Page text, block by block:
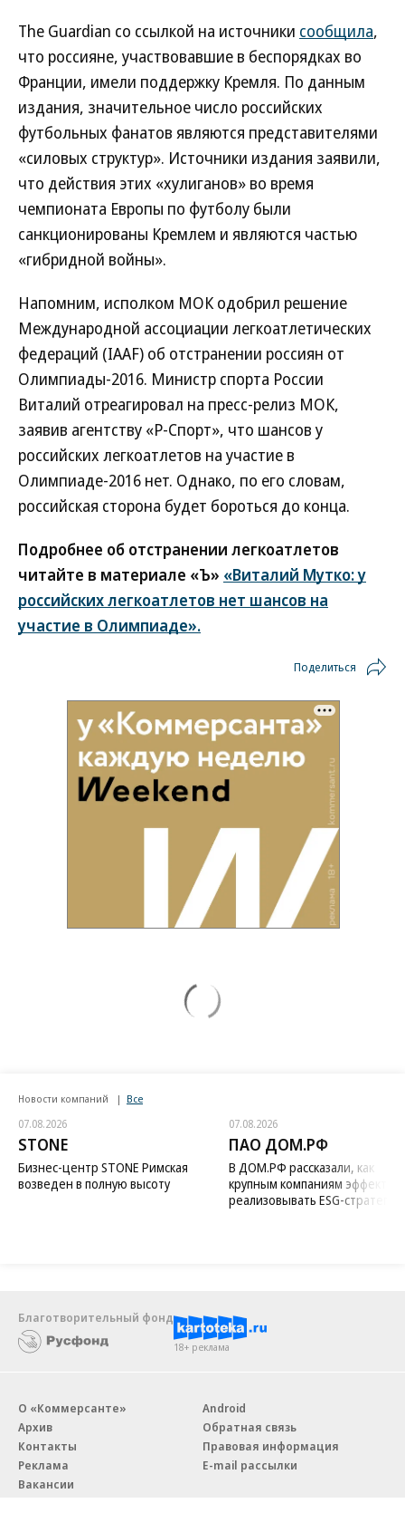
The Guardian со ссылкой на источники сообщила,
что россияне, участвовавшие в беспорядках во
Франции, имели поддержку Кремля. По данным
издания, значительное число российских
футбольных фанатов являются представителями
«силовых структур». Источники издания заявили,
что действия этих «хулиганов» во время
чемпионата Европы по футболу были
санкционированы Кремлем и являются частью
«гибридной войны».
Напомним, исполком МОК одобрил решение
Международной ассоциации легкоатлетических
федераций (IAAF) об отстранении россиян от
Олимпиады-2016. Министр спорта России
Виталий отреагировал на пресс-релиз МОК,
заявив агентству «Р-Спорт», что шансов у
российских легкоатлетов на участие в
Олимпиаде-2016 нет. Однако, по его словам,
российская сторона будет бороться до конца.
Подробнее об отстранении легкоатлетов
читайте в материале «Ъ» «Виталий Мутко: у
российских легкоатлетов нет шансов на
участие в Олимпиаде».
Поделиться
Новости компаний Все
07.08.2026
STONE
Бизнес-центр STONE Римская
возведен в полную высоту
07.08.2026
ПАО ДОМ.РФ
В ДОМ.РФ рассказали, как
крупным компаниям
реализовывать ESG-стратегию
Благотворительный фонд
18+ реклама
О «Коммерсанте»
Архив
Контакты
Реклама
Вакансии
Android
Обратная связь
Правовая информация
E-mail рассылки